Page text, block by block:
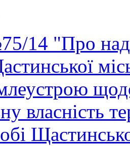
14 "Про
власність